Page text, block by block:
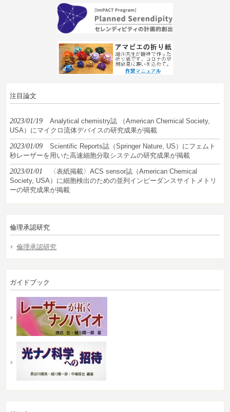
注目論文
2023/01/19
Analytical chemistry誌 （American Chemical Society,
USA）にマイクロ流体デバイスの研究成果が掲載
2023/01/09
Scientific Reports誌（Springer Nature, US）にフェムト
秒レーザーを用いた高速細胞分取システムの研究成果が掲載
2023/01/01
〈表紙掲載〉ACS sensor誌（American Chemical
Society, USA）に細胞検出のための並列インピーダンスサイトメトリ
ーの研究成果が掲載
倫理承認研究
倫理承認研究
ガイドブック